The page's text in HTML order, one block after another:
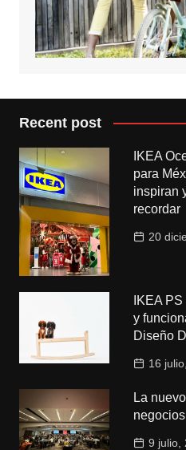
Recent post
IKEA
para
inspiran
recordar
20
IKEA
y
Diseño
16
La
negocios
9 julio,